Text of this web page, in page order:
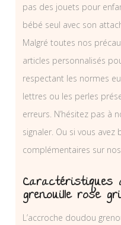
pas des jouets pour
bébé seul avec son
Malgré toutes nos
articles personnalisés
respectant les normes
lettres ou les perles
erreurs. N’hésitez pas à
signaler. Ou si vous
complémentaires sur
Caractéristiques
grenouille rose
L’accroche doudou